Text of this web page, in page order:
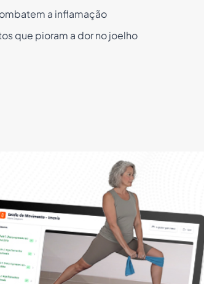
a inflamação
que pioram a dor no joelho